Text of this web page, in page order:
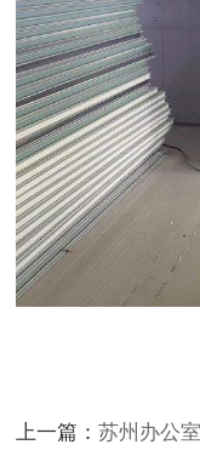
上一篇：苏州办公室装